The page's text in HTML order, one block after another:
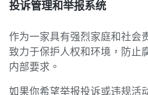
投诉管理和举报系统
作为一家具有强烈家庭和社会
致力于保护人权和环境，防止
内部要求。
如果你希望举报投诉或违规活